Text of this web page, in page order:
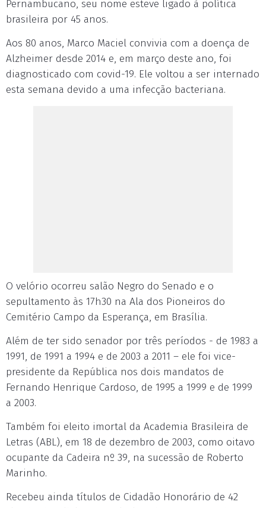
Pernambucano, seu nome esteve ligado à política
brasileira por 45 anos.
Aos 80 anos, Marco Maciel convivia com a doença de
Alzheimer desde 2014 e, em março deste ano, foi
diagnosticado com covid-19. Ele voltou a ser internado
esta semana devido a uma infecção bacteriana.
O velório ocorreu salão Negro do Senado e o
sepultamento às 17h30 na Ala dos Pioneiros do
Cemitério Campo da Esperança, em Brasília.
Além de ter sido senador por três períodos - de 1983 a
1991, de 1991 a 1994 e de 2003 a 2011 – ele foi vice-
presidente da República nos dois mandatos de
Fernando Henrique Cardoso, de 1995 a 1999 e de 1999
a 2003.
Também foi eleito imortal da Academia Brasileira de
Letras (ABL), em 18 de dezembro de 2003, como oitavo
ocupante da Cadeira nº 39, na sucessão de Roberto
Marinho.
Recebeu ainda títulos de Cidadão Honorário de 42